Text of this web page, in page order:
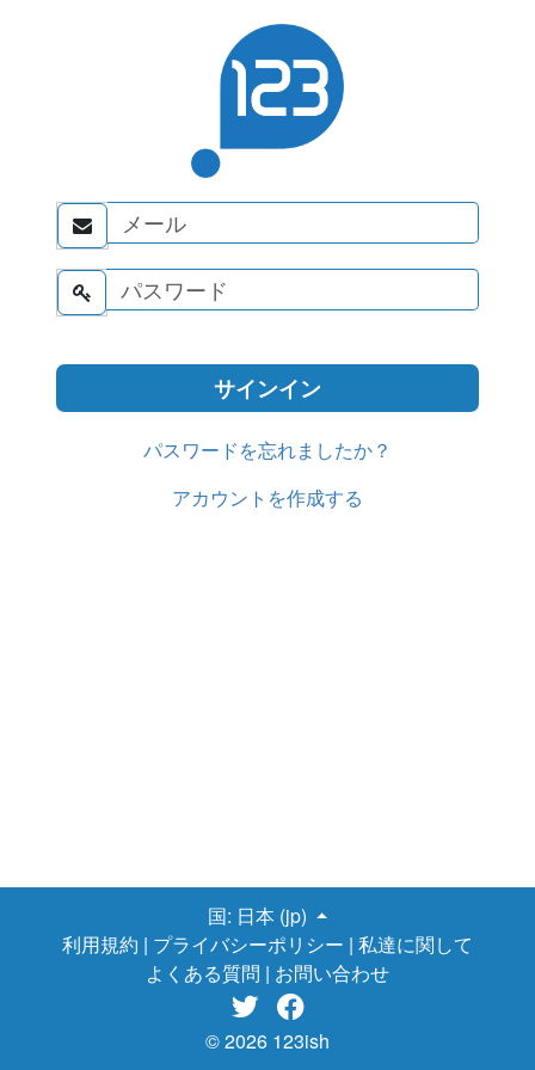


パスワードを忘れましたか？
アカウントを作成する
国: 日本 (jp)
利用規約 | プライバシーポリシー | 私達に関して
よくある質問 | お問い合わせ
 
© 2026 123ish